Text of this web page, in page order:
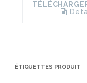
ÉTIQUETTES PRODUIT